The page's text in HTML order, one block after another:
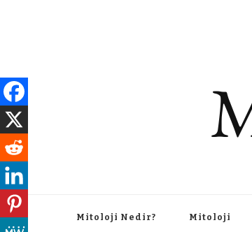
Mitoloji Nedir? Mitoloji